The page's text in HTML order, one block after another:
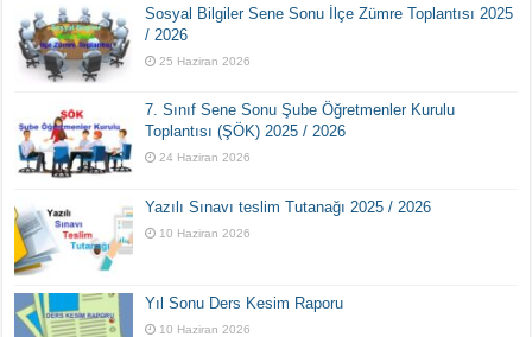
Sosyal Bilgiler Sene Sonu İlçe Zümre Toplantısı 2025
/ 2026
25 Haziran 2026
7. Sınıf Sene Sonu Şube Öğretmenler Kurulu
Toplantısı (ŞÖK) 2025 / 2026
24 Haziran 2026
Yazılı Sınavı teslim Tutanağı 2025 / 2026
10 Haziran 2026
Yıl Sonu Ders Kesim Raporu
10 Haziran 2026